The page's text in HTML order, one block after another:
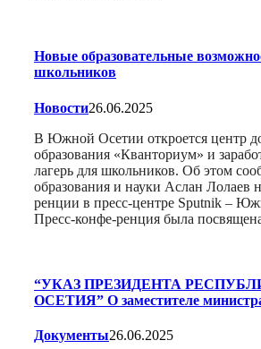
Новые образовательные
школьников
Новости26.06.2025
В Южной Осетии откроется центр
образования «Кванториум» и
лагерь для школьников. Об этом
образования и науки Аслан Лолаев
ренции в пресс-центре Sputnik –
Пресс-конфе-ренция была
“УКАЗ ПРЕЗИДЕНТА
ОСЕТИЯ” О заместителе
Документы26.06.2025